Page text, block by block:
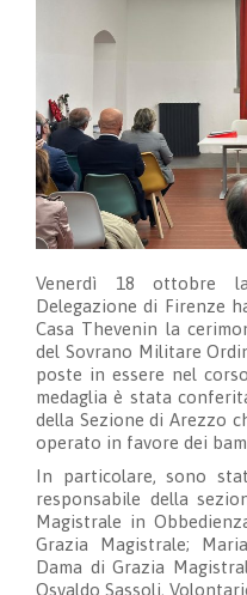
Venerdì 18 ottobre
Delegazione di Firenze
Casa Thevenin la
del Sovrano Militare
poste in essere nel
medaglia è stata
della Sezione di Arezzo
operato in favore dei
In particolare, sono
responsabile della
Magistrale in
Grazia Magistrale;
Dama di Grazia
Osvaldo Sassoli,